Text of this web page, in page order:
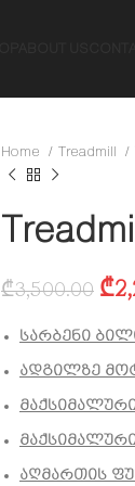
Home Treadmill
₾3,500.00 ₾
სარბენი
ადგილზე
მაქსიმალური
აღმართის